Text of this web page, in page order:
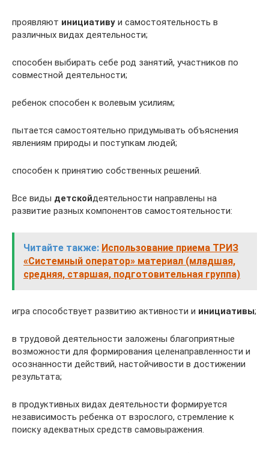
проявляют инициативу и самостоятельность в
различных видах деятельности;
способен выбирать себе род занятий, участников по
совместной деятельности;
ребенок способен к волевым усилиям;
пытается самостоятельно придумывать объяснения
явлениям природы и поступкам людей;
способен к принятию собственных решений.
Все виды детскойдеятельности направлены на
развитие разных компонентов самостоятельности:
Читайте также: Использование приема ТРИЗ
«Системный оператор» материал (младшая,
средняя, старшая, подготовительная группа)
игра способствует развитию активности и инициативы;
в трудовой деятельности заложены благоприятные
возможности для формирования целенаправленности и
осознанности действий, настойчивости в достижении
результата;
в продуктивных видах деятельности формируется
независимость ребенка от взрослого, стремление к
поиску адекватных средств самовыражения.